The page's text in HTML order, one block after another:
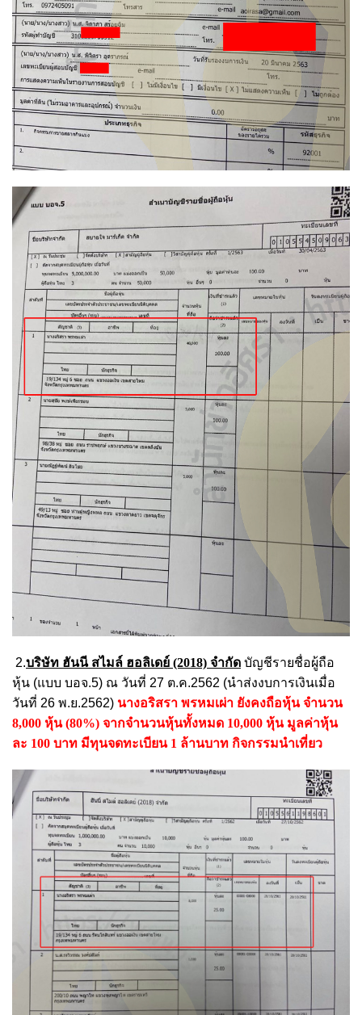
2.บริษัท ฮันนี สไมล์ ฮอลิเดย์ (2018) จำกัด บัญชีรายชื่อผู้ถือ
หุ้น (แบบ บอจ.5) ณ วันที่ 27 ต.ค.2562 (นำส่งงบการเงินเมื่อ
วันที่ 26 พ.ย.2562) นางอริสรา พรหมเผ่า ยังคงถือหุ้น จำนวน
8,000 หุ้น (80%) จากจำนวนหุ้นทั้งหมด 10,000 หุ้น มูลค่าหุ้น
ละ 100 บาท มีทุนจดทะเบียน 1 ล้านบาท กิจกรรมนำเที่ยว